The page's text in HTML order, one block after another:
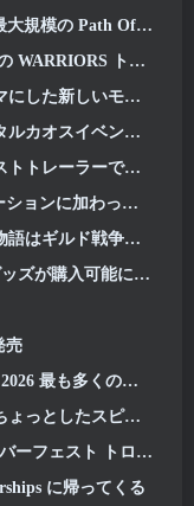
プデートを公開, 古代人の帰還
トーナメントを発表
Dragon's Claim」が登場
ソリア人が戻ってくる
トキャンプ」でトレーニングを受ける
った理由, 今のところ
戦争で続く 2 来週
入可能になりました
売
名簿とそれらが起こる可能性
スピードの悪魔です
ィー デザイン コンテスト
に帰ってくる